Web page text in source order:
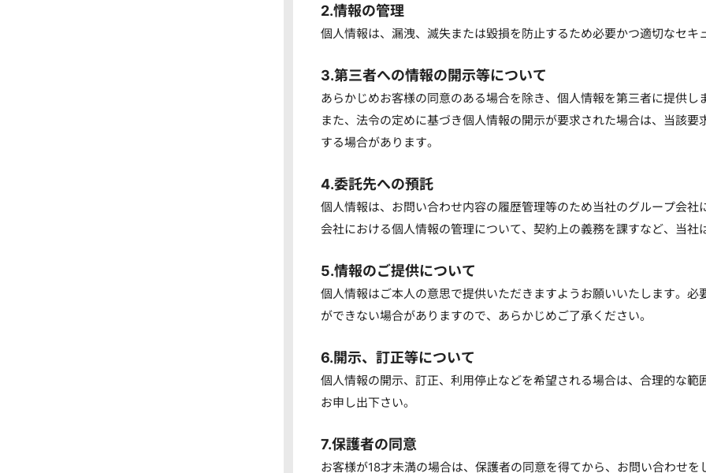
2.情報の管理
個人情報は、漏洩、滅失または毀損を防止するため必要かつ適切なセ
3.第三者への情報の開示等について
あらかじめお客様の同意のある場合を除き、個人情報を第三者に提供し
また、法令の定めに基づき個人情報の開示が要求された場合は、当該
する場合があります。
4.委託先への預託
個人情報は、お問い合わせ内容の履歴管理等のため当社のグループ会
会社における個人情報の管理について、契約上の義務を課すなど、当社
5.情報のご提供について
個人情報はご本人の意思で提供いただきますようお願いいたします。
ができない場合がありますので、あらかじめご了承ください。
6.開示、訂正等について
個人情報の開示、訂正、利用停止などを希望される場合は、合理的な
お申し出下さい。
7.保護者の同意
お客様が18才未満の場合は、保護者の同意を得てから、お問い合わせを